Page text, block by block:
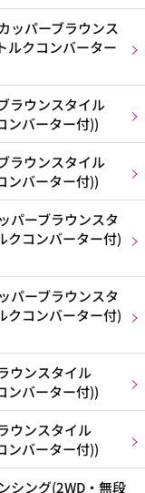
パーブラウンス
ルクコンバーター
ウンスタイル
ンバーター付))
ウンスタイル
ンバーター付))
ーブラウンスタ
クコンバーター付)
ーブラウンスタ
クコンバーター付)
ンスタイル
ンバーター付))
ンスタイル
ンバーター付))
ング(2WD・無段